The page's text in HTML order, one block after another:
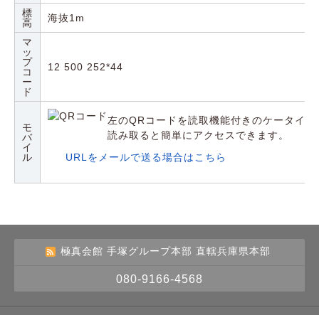
標
高
海抜1m
マ
ッ
プ
コ
ー
ド
12 500 252*44
モ
バ
イ
ル
左のQRコードを読取機能付きのケータイ
読み取ると簡単にアクセスできます。
URLをメールで送る場合はこちら
極真会館 手塚グループ本部 直轄兵庫県本部
080-9166-4568